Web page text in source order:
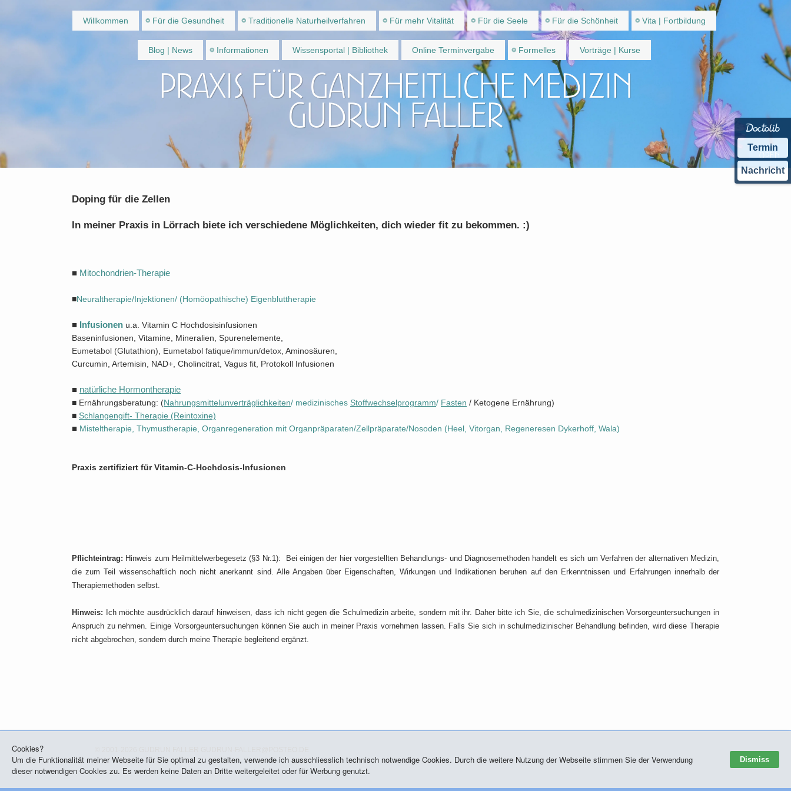
Termin
Nachricht
Willkommen Für die Gesundheit Traditionelle Naturheilverfahren Für mehr Vitalität Für die Seele Für die Schönheit Vita | Fortbildung
Blog | News Informationen Wissensportal | Bibliothek Online Terminvergabe Formelles Vorträge | Kurse
Praxis für ganzheitliche Medizin
Gudrun Faller
Doping für die Zellen
In meiner Praxis in Lörrach biete ich verschiedene Möglichkeiten, dich wieder fit zu bekommen. :)
■ Mitochondrien-Therapie
■Neuraltherapie/Injektionen/ (Homöopathische) Eigenbluttherapie
■ Infusionen u.a. Vitamin C Hochdosisinfusionen
Baseninfusionen, Vitamine, Mineralien, Spurenelemente,
Eumetabol (Glutathion), Eumetabol fatique/immun/detox, Aminosäuren,
Curcumin, Artemisin, NAD+, Cholincitrat, Vagus fit, Protokoll Infusionen
■ natürliche Hormontherapie
■ Ernährungsberatung: (Nahrungsmittelunverträglichkeiten/ medizinisches Stoffwechselprogramm/ Fasten / Ketogene Ernährung)
■ Schlangengift- Therapie (Reintoxine)
■ Misteltherapie, Thymustherapie, Organregeneration mit Organpräparaten/Zellpräparate/Nosoden (Heel, Vitorgan, Regeneresen Dykerhoff, Wala)
Praxis zertifiziert für Vitamin-C-Hochdosis-Infusionen
Pflichteintrag: Hinweis zum Heilmittelwerbegesetz (§3 Nr.1): Bei einigen der hier vorgestellten Behandlungs- und Diagnosemethoden handelt es sich um Verfahren der alternativen Medizin,
die zum Teil wissenschaftlich noch nicht anerkannt sind. Alle Angaben über Eigenschaften, Wirkungen und Indikationen beruhen auf den Erkenntnissen und Erfahrungen innerhalb der
Therapiemethoden selbst.
Hinweis:
Ich möchte ausdrücklich darauf hinweisen, dass ich nicht gegen die Schulmedizin arbeite, sondern mit ihr. Daher bitte ich Sie, die schulmedizinischen Vorsorgeuntersuchungen in
Anspruch zu nehmen. Einige Vorsorgeuntersuchungen können Sie auch in meiner Praxis vornehmen lassen. Falls Sie sich in schulmedizinischer Behandlung befinden, wird diese Therapie
nicht abgebrochen, sondern durch meine Therapie begleitend ergänzt.
Cookies?
Um die Funktionalität meiner Webseite für Sie optimal zu gestalten, verwende ich ausschliesslich technisch notwendige Cookies. Durch die weitere Nutzung der Webseite stimmen Sie der Verwendung
dieser notwendigen Cookies zu. Es werden keine Daten an Dritte weitergeleitet oder für Werbung genutzt.
Dismiss